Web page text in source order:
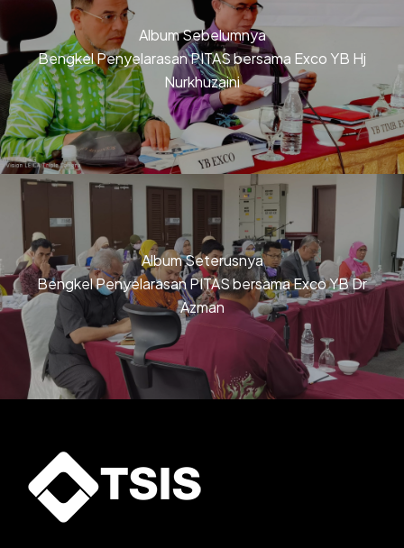
Album Sebelumnya
Bengkel Penyelarasan PITAS bersama Exco YB Hj
Nurkhuzaini
Album Seterusnya
Bengkel Penyelarasan PITAS bersama Exco YB Dr
Azman